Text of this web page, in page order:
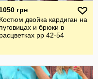
1050 грн
Костюм двойка кардиган на
пуговицах и брюки в
расцветках рр 42-54